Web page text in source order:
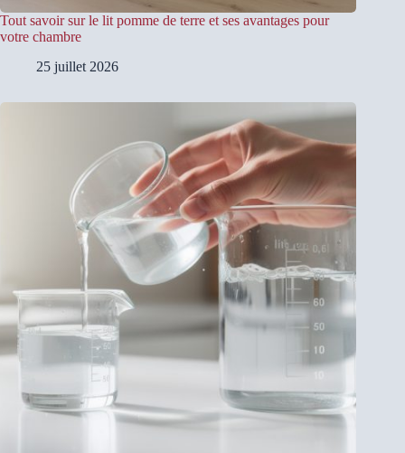
Tout savoir sur le lit pomme de terre et ses avantages pour
votre chambre
25 juillet 2026